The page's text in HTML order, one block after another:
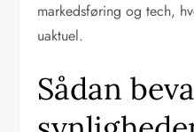
markedsføring og tech,
uaktuel.
Sådan